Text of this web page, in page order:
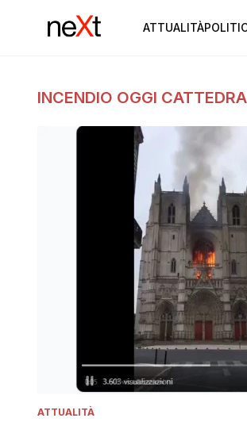
ATTUALITÀ
INCENDIO OGGI
ATTUALITÀ